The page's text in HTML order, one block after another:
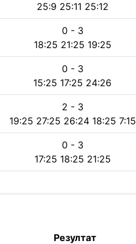
25:9 25:11 25:12
0 - 3
18:25 21:25 19:25
0 - 3
15:25 17:25 24:26
2 - 3
19:25 27:25 26:24 18:25 7:15
0 - 3
17:25 18:25 21:25
Резултат